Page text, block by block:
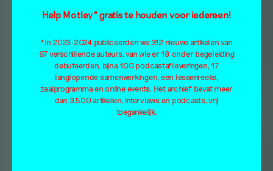
Help Motley* gratis te houden voor iedereen!
*In 2023-2024 publiceerden we 312 nieuwe artikelen van
97 verschillende auteurs, van wie er 18 onder begeleiding
debuteerden, bijna 100 podcastafleveringen, 17
langlopende samenwerkingen, een lessenreeks,
zaalprogramma en online events. Het archief bevat meer
dan 3.500 artikelen, interviews en podcasts, vrij
toegankelijk.